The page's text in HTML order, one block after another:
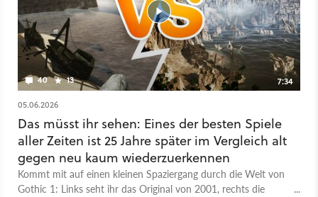
knacken, sodass sich weniger Scheiben gleichzeitig
verschieben und wir es insgesamt schon leichter haben. Wollt
ihr wissen, worauf ihr auf euren Diebestouren noch achten
müsst? Les unseren Guide!
40 13
7:34
05.06.2026
Das müsst ihr sehen: Eines der besten Spiele
aller Zeiten ist 25 Jahre später im Vergleich alt
gegen neu kaum wiederzuerkennen
Kommt mit auf einen kleinen Spaziergang durch die Welt von
Gothic 1: Links seht ihr das Original von 2001, rechts die